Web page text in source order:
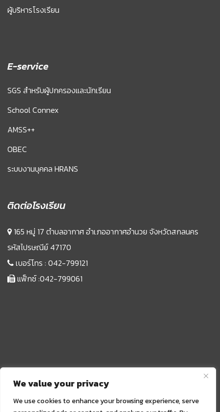
We value your privacy
We use cookies to enhance your browsing experience, serve
ผู้บริหารโรงเรียน
E-service
SGS สำหรับผู้ปกครองและนักเรียน
School Connex
AMSS++
OBEC
ระบบงานบุคคล HRANS
ติดต่อโรงเรียน
165 หมู่ 17 ตำบลอากาศ อำเภออากาศอำนวย จังหวัดสกลนคร
รหัสไปรษณีย์ 47170
เบอร์โทร : 042-799121
แฟ็กซ์ :042-799061